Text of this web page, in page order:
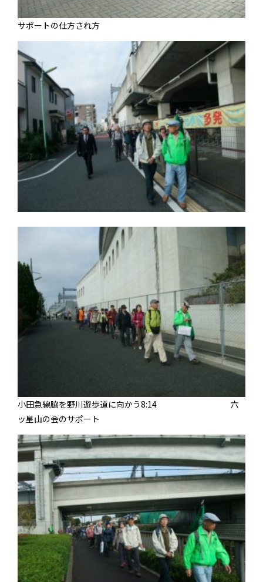
サポートの仕方され方
小田急線脇を野川遊歩道に向かう8:14 六
ッ星山の会のサポート